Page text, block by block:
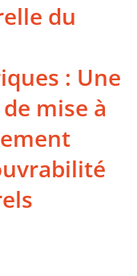
du
: Une
mise à